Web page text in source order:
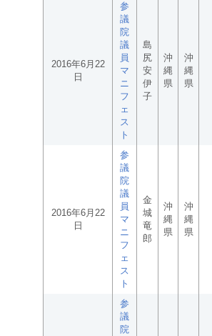
2016年6月22
日
参
議
院
議
員
マ
ニ
フ
ェ
ス
ト
島
尻
安
伊
子
沖
縄
県
沖
縄
県
2016年6月22
日
参
議
院
議
員
マ
ニ
フ
ェ
ス
ト
金
城
竜
郎
沖
縄
県
沖
縄
県
参
議
院